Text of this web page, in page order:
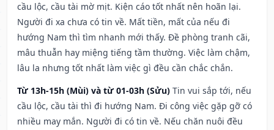
cầu lộc, cầu tài mờ mịt. Kiện cáo tốt nhất nên hoãn lại.
Người đi xa chưa có tin về. Mất tiền, mất của nếu đi
hướng Nam thì tìm nhanh mới thấy. Đề phòng tranh cãi,
mâu thuẫn hay miệng tiếng tầm thường. Việc làm chậm,
lâu la nhưng tốt nhất làm việc gì đều cần chắc chắn.
Từ 13h-15h (Mùi) và từ 01-03h (Sửu) Tin vui sắp tới, nếu
cầu lộc, cầu tài thì đi hướng Nam. Đi công việc gặp gỡ có
nhiều may mắn. Người đi có tin về. Nếu chăn nuôi đều